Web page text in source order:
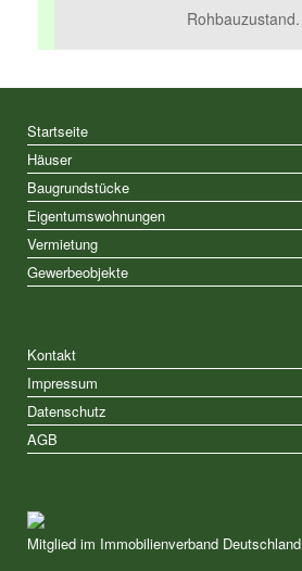
Rohbauzustand.
Startseite
Häuser
Baugrundstücke
Eigentumswohnungen
Vermietung
Gewerbeobjekte
Kontakt
Impressum
Datenschutz
AGB
Mitglied im Immobilienverband Deutschland